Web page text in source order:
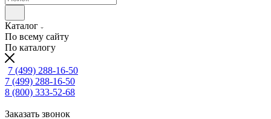
Каталог
По всему сайту
По каталогу
7 (499) 288-16-50
7 (499) 288-16-50
8 (800) 333-52-68
Заказать звонок